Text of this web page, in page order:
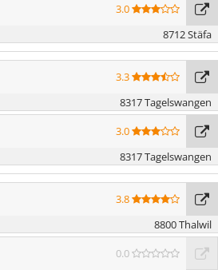
3.0
8712 Stäfa
3.3
8317 Tagelswangen
3.0
8317 Tagelswangen
3.8
8800 Thalwil
0.0